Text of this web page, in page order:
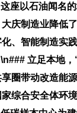
座以石油闻名
庆制造业降低
、智能制造实
立足本地
圈带动改造能
综合安全体环